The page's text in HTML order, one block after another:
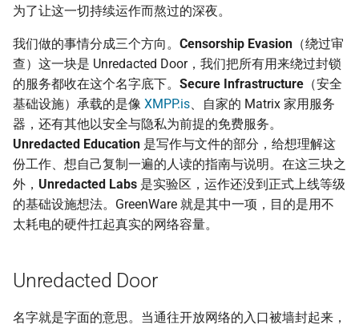
为了让这一切持续运作而熬过的深夜。
我们做的事情分成三个方向。 Censorship Evasion （绕过审
查）这一块是 Unredacted Door，我们把所有用来绕过封锁
的服务都收在这个名字底下。 Secure Infrastructure （安全
基础设施）承载的是像 XMPP.is、自家的 Matrix 家用服务
器，还有其他以安全与隐私为前提的免费服务。
Unredacted Education 是写作与文件的部分，给想理解这
份工作、想自己复制一遍的人读的指南与说明。在这三块之
外， Unredacted Labs 是实验区，运作还没到正式上线等级
的基础设施想法。GreenWare 就是其中一项，目的是用不
太耗电的硬件扛起真实的网络容量。
Unredacted Door
名字就是字面的意思。当通往开放网络的入口被墙封起来，